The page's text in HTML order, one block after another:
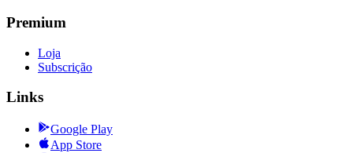
Premium
Loja
Subscrição
Links
Google Play
App Store